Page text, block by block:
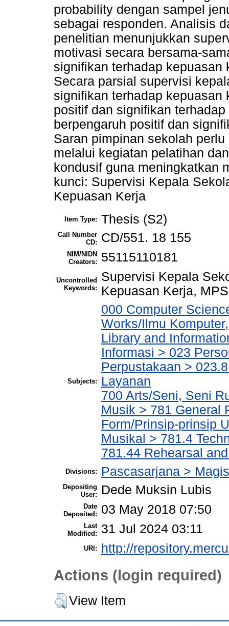
probability dengan sampel
sebagai responden. Analisis
penelitian menunjukkan
motivasi secara bersama-
signifikan terhadap kepuasan
Secara parsial supervisi
signifikan terhadap kepuasan
positif dan signifikan
berpengaruh positif dan
Saran pimpinan sekolah
melalui kegiatan pelatihan
kondusif guna meningkatkan
kunci: Supervisi Kepala
Kepuasan Kerja
Item Type: Thesis (S2)
Call Number
CD:
CD/551. 18 155
NIM/NIDN
Creators:
55115110181
Uncontrolled
Keywords:
Supervisi Kepala
Kepuasan Kerja,
Subjects:
000 Computer
Works/Ilmu
Library and
Informasi > 023
Perpustakaan >
Layanan
700 Arts/Seni, Seni
Musik > 781 General
Form/Prinsip-prinsip
Musikal > 781.4
781.44 Rehearsal
Divisions: Pascasarjana >
Depositing
User:
Dede Muksin Lubis
Date
Deposited:
03 May 2018 07:50
Last
Modified:
31 Jul 2024 03:11
URI: http://
Actions (login required)
View Item